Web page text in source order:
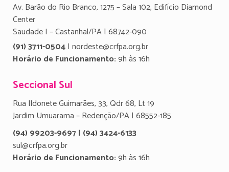
Av. Barão do Rio Branco, 1275 – Sala 102, Edifício Diamond
Center
Saudade I – Castanhal/PA | 68742-090
(91) 3711-0504| nordeste@crfpa.org.br
Horário de Funcionamento:9h às 16h
Seccional Sul
Rua Ildonete Guimarães, 33, Qdr 68, Lt 19
Jardim Umuarama – Redenção/PA | 68552-185
(94) 99203-9697 | (94) 3424-6133
sul@crfpa.org.br
Horário de Funcionamento:9h às 16h